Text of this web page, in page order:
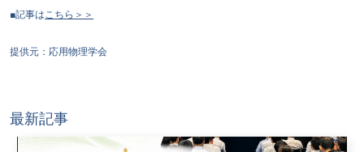
■記事はこちら＞＞
提供元：応用物理学会
最新記事